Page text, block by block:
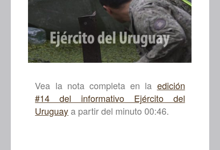
Vea la nota completa en la edición
#14 del informativo Ejército del
Uruguaya partir del minuto 00:46.